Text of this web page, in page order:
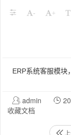
- +
ERP系统客服模块
admin
收藏文档